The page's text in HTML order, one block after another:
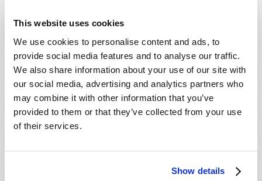
This website uses cookies
We use cookies to personalise content and ads, to
provide social media features and to analyse our traffic.
We also share information about your use of our site with
our social media, advertising and analytics partners who
may combine it with other information that you’ve
provided to them or that they’ve collected from your use
of their services.
Show details
Roderick Meredith (1930-2017)